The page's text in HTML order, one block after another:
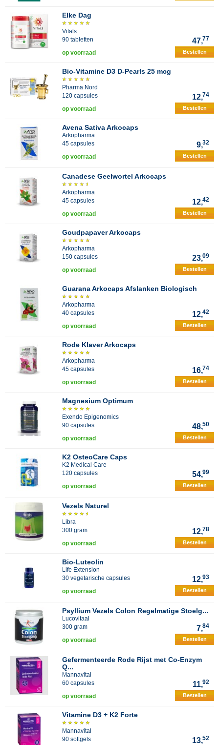
Elke Dag
Vitals
90 tabletten
47,77
op voorraad Bestellen
Bio-Vitamine D3 D-Pearls 25 mcg
Pharma Nord
120 capsules
12,74
op voorraad Bestellen
Avena Sativa Arkocaps
Arkopharma
45 capsules
9,32
op voorraad Bestellen
Canadese Geelwortel Arkocaps
Arkopharma
45 capsules
12,42
op voorraad Bestellen
Goudpapaver Arkocaps
Arkopharma
150 capsules
23,09
op voorraad Bestellen
Guarana Arkocaps Afslanken Biologisch
Arkopharma
40 capsules
12,42
op voorraad Bestellen
Rode Klaver Arkocaps
Arkopharma
45 capsules
16,74
op voorraad Bestellen
Magnesium Optimum
Exendo Epigenomics
90 capsules
48,50
op voorraad Bestellen
K2 OsteoCare Caps
K2 Medical Care
120 capsules
54,99
op voorraad Bestellen
Vezels Naturel
Libra
300 gram
12,78
op voorraad Bestellen
Bio-Luteolin
Life Extension
30 vegetarische capsules
12,93
op voorraad Bestellen
Psyllium Vezels Colon Regelmatige Stoelg...
Lucovitaal
300 gram
7,84
op voorraad Bestellen
Gefermenteerde Rode Rijst met Co-Enzym
Q...
Mannavital
60 capsules
11,92
op voorraad Bestellen
Vitamine D3 + K2 Forte
Mannavital
90 softgels
13,52